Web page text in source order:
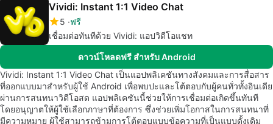
Vividi: Instant 1:1 Video Chat
5 ฟรี
เชื่อมต่อทันทีด้วย Vividi: แอปวิดีโอแชท
ดาวน์โหลดฟรี สำหรับ Android
Vividi: Instant 1:1 Video Chat เป็นแอปพลิเคชันทางสังคมและการสื่อสาร
ที่ออกแบบมาสำหรับผู้ใช้ Android เพื่อพบปะและโต้ตอบกับผู้คนทั่วทั้งอินเดีย
ผ่านการสนทนาวิดีโอสด แอปพลิเคชันนี้ช่วยให้การเชื่อมต่อเกิดขึ้นทันที
โดยอนุญาตให้ผู้ใช้เลือกภาษาที่ต้องการ ซึ่งช่วยเพิ่มโอกาสในการสนทนาที่
มีความหมาย ผู้ใช้สามารถข้ามการโต้ตอบแบบข้อความที่เป็นแบบดั้งเดิม